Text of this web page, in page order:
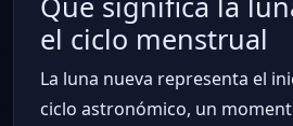
el ciclo menstrual
La luna nueva representa el
ciclo astronómico, un